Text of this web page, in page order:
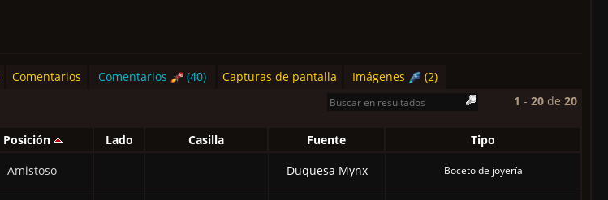
Comentarios Comentarios (40) Capturas de pantalla Imágenes
(2)
1 - 20 de 20
Posición Lado Casilla Fuente Tipo
Amistoso Duquesa Mynx Boceto de joyería